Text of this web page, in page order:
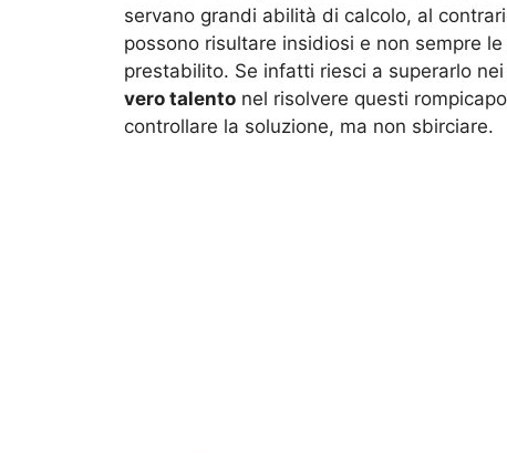
servano grandi abilità di calcolo, al
possono risultare insidiosi e non sempre
prestabilito. Se infatti riesci a superarlo
vero talento nel risolvere questi
controllare la soluzione, ma non sbirciare.